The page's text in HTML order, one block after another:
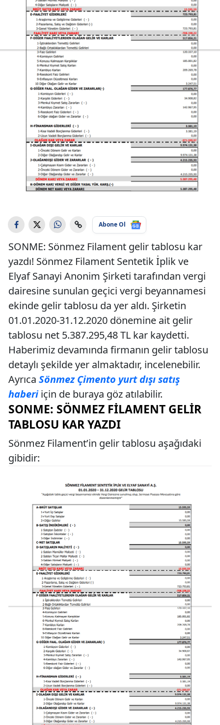
Abone Ol
SONME: Sönmez Filament gelir tablosu kar
yazdı! Sönmez Filament Sentetik İplik ve
Elyaf Sanayi Anonim Şirketi tarafından vergi
dairesine sunulan geçici vergi beyannamesi
ekinde gelir tablosu da yer aldı. Şirketin
01.01.2020-31.12.2020 dönemine ait gelir
tablosu net 5.387.295,48 TL kar kaydetti.
Haberimiz devamında firmanın gelir tablosu
detaylı şekilde yer almaktadır, incelenebilir.
Ayrıca Sönmez Çimento yurt dışı satış
haberiiçin de buraya göz atılabilir.
SONME: SÖNMEZ FILAMENT GELIR
TABLOSU KAR YAZDI
Sönmez Filament’in gelir tablosu aşağıdaki
gibidir: